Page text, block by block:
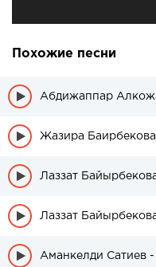
Похожие песни
Абдижаппар
Лаззат
Аманкелди Сатиев -